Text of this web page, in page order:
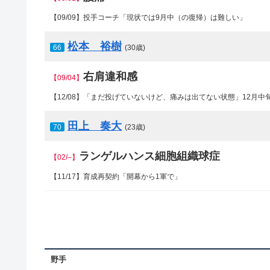
【09/09】投手コーチ「現状では9月中（の復帰）は難しい」
66 松本 裕樹 (30歳)
【09/04】 右肩違和感
【12/08】 「まだ投げていないけど、痛みは出てない状態」12月
70 田上 奏大 (23歳)
【02/–】 ランゲルハンス細胞組織球症
【11/17】 育成再契約「開幕から1軍で」
野手